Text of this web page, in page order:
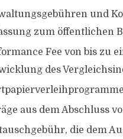
und
zum öffentlichen
Fee von bis zu
des
aus dem Abschluss
die dem